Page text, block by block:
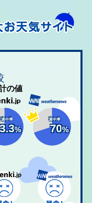
の値
適中率
%
適中率
70%